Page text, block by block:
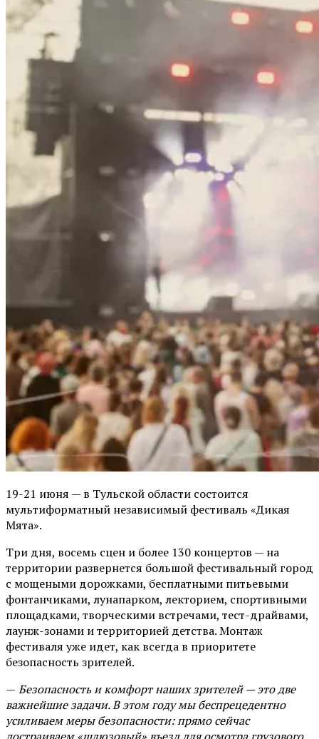
19-21 июня — в Тульской области состоится
мультиформатный независимый фестиваль «Дикая
Мята».
Три дня, восемь сцен и более 130 концертов — на
территории развернется большой фестивальный город
с мощеными дорожками, бесплатными питьевыми
фонтанчиками, лунапарком, лекторием, спортивными
площадками, творческими встречами, тест-драйвами,
лаунж-зонами и территорией детства. Монтаж
фестиваля уже идет, как всегда в приоритете
безопасность зрителей.
— Безопасность и комфорт наших зрителей — это две
важнейшие задачи. В этом году мы беспрецедентно
усиливаем меры безопасности: прямо сейчас